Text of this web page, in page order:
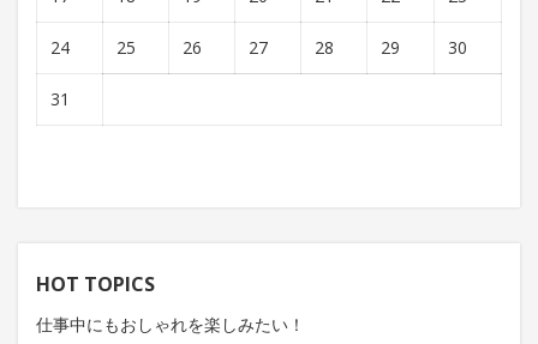
24 25 26 27 28 29 30
31
HOT TOPICS
仕事中にもおしゃれを楽しみたい！